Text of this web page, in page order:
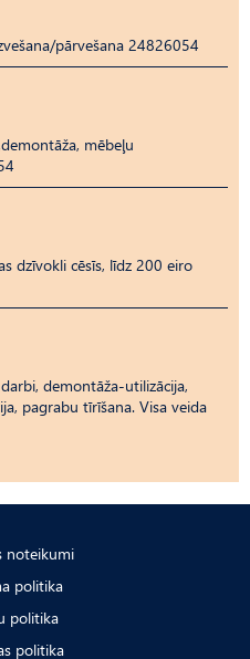
pārvešana 24826054
mēbeļu
dzīvokli cēsīs, līdz 200 eiro
demontāža-utilizācija,
pagrabu tīrīšana. Visa veida
noteikumi
politika
politika
politika